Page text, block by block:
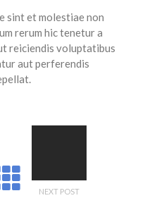
sint et molestiae non
rerum hic tenetur a
reiciendis voluptatibus
aut perferendis
NEXT POST